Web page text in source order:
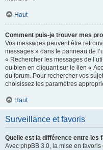
Haut
Comment puis-je trouver mes
Vos messages peuvent être
messages » dans le panneau de
« Rechercher les messages de
ou bien en cliquant sur le lien «
du forum. Pour rechercher vos
choisissez les paramètres
Haut
Surveillance et favoris
Quelle est la différence entre les
Avec phpBB 3.0, la mise en